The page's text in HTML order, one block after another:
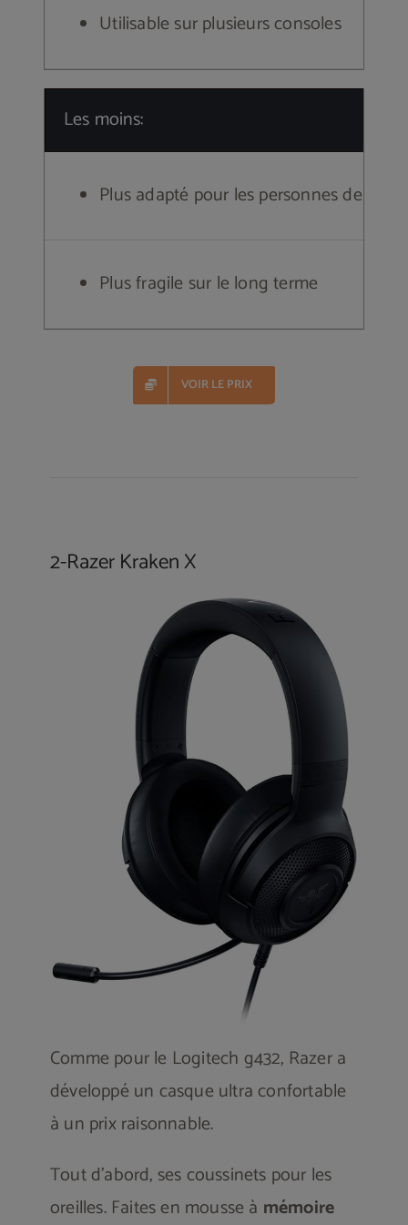
Utilisable sur plusieurs consoles
Les moins:
Plus adapté pour les personnes de
Plus fragile sur le long terme
VOIR LE PRIX
2-Razer Kraken X
Comme pour le Logitech g432, Razer a
développé un casque ultra confortable
à un prix raisonnable.
Tout d’abord, ses coussinets pour les
oreilles. Faites en mousse à mémoire